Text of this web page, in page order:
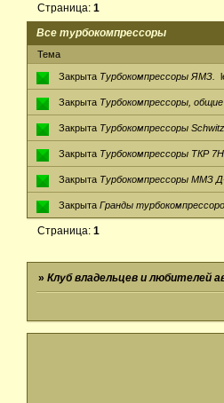
Все турбокомпрессоры
Страница:1
Тема
Закрыта Турбокомпрессоры ЯМЗ.
Закрыта Турбокомпрессоры,
Закрыта Турбокомпрессоры
Закрыта Турбокомпрессоры ТКР
Закрыта Турбокомпрессоры ММЗ
ЗакрытаГранды
Страница:1
»Клуб владельцев и любителей